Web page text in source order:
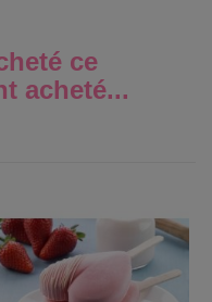
ce
acheté...